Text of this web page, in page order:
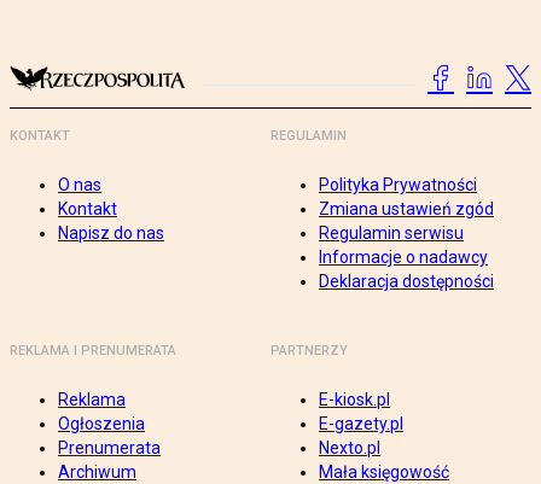
KONTAKT
O nas
Kontakt
Napisz do nas
REGULAMIN
Polityka Prywatności
Zmiana ustawień zgód
Regulamin serwisu
Informacje o nadawcy
Deklaracja dostępności
REKLAMA I PRENUMERATA
Reklama
Ogłoszenia
Prenumerata
Archiwum
PARTNERZY
E-kiosk.pl
E-gazety.pl
Nexto.pl
Mała księgowość